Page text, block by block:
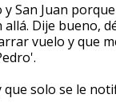
Juan
Dije bueno,
vuelo y que
solo se le